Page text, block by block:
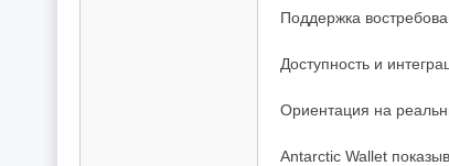
Поддержка
Доступность и
Ориентация на
Antarctic Wallet